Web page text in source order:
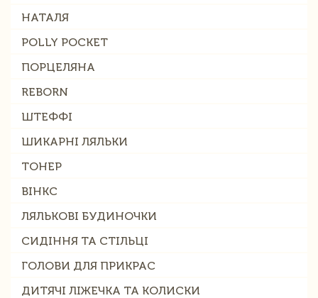
НАТАЛЯ
POLLY POCKET
ПОРЦЕЛЯНА
REBORN
ШТЕФФІ
ШИКАРНІ ЛЯЛЬКИ
ТОНЕР
ВІНКС
ЛЯЛЬКОВІ БУДИНОЧКИ
СИДІННЯ ТА СТІЛЬЦІ
ГОЛОВИ ДЛЯ ПРИКРАС
ДИТЯЧІ ЛІЖЕЧКА ТА КОЛИСКИ